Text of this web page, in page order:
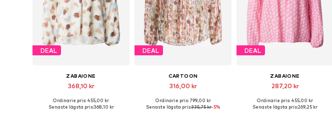
DEAL
ZABAIONE
368,10 kr
Ordinarie pris: 455,00 kr
Senaste lägsta pris:368,10 kr
DEAL
CARTOON
316,00 kr
Ordinarie pris: 799,00 kr
Senaste lägsta pris:335,75 kr-5%
DEAL
ZABAIONE
287,20 kr
Tillgängliga storlekar: S, M, L, XL
Ordinarie pris: 455,00 kr
Senaste lägsta pris:269,25 kr